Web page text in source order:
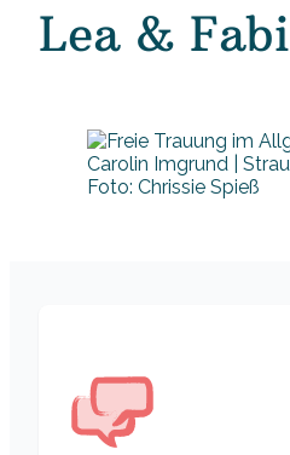
Lea & Fabi
Foto: Chrissie Spieß